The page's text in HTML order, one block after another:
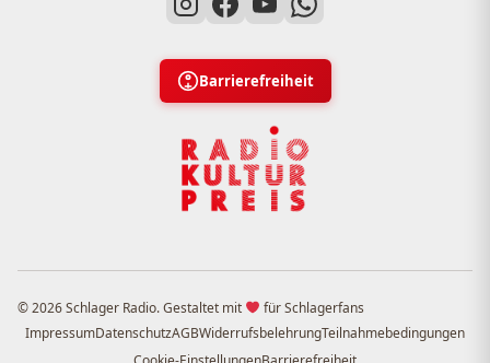
Barrierefreiheit
© 2026 Schlager Radio. Gestaltet mit
für Schlagerfans
ImpressumDatenschutzAGBWiderrufsbelehrungTeilnahmebedingungen